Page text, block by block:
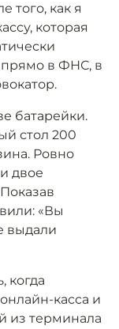
того, как я
которая
прямо в ФНС, в
батарейки.
стол 200
Ровно
двое
«Вы
выдали
когда
касса и
из терминала